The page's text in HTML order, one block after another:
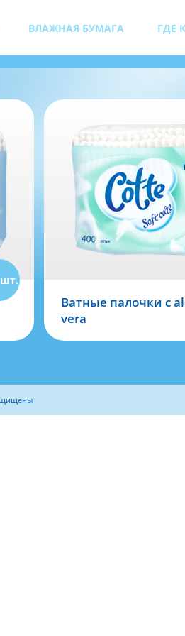
ВЛАЖНАЯ БУМАГА ГДЕ
ПАЛОЧКИ
Ватные палочки с
vera